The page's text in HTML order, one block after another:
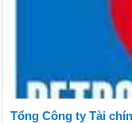
Tổng Công ty Tài